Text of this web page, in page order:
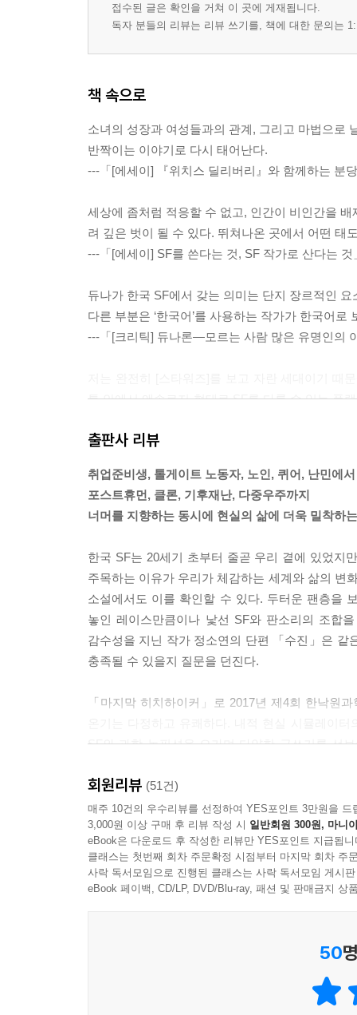
접수된 글은 확인을 거쳐 이 곳에 게재됩니다.
독자 분들의 리뷰는 리뷰 쓰기를, 책에 대한 문의는
책 속으로
소녀의 성장과 여성들과의 관계, 그리고 마법으로
반짝이는 이야기로 다시 태어난다.
---「[에세이] 『위치스 딜리버리』와 함께하는 분
세상에 좀처럼 적응할 수 없고, 인간이 비인간을
려 깊은 벗이 될 수 있다. 뛰쳐나온 곳에서 어떤 태
---「[에세이] SF를 쓴다는 것, SF 작가로 산다는 것
듀나가 한국 SF에서 갖는 의미는 단지 장르적인
다른 부분은 ‘한국어’를 사용하는 작가가 한국어
---「[크리틱] 듀나론―모르는 사람 많은 유명인의
틀 안에서 앤솔로지 형태로 SF를 다룰 수 있는 플
---「[인터뷰] 두려움을 즐기는 연출가, 민규동」중
SF에서는 해당 작품의 장르를 SF로 만들어 주는
면 그 글은 SF를 흉내만 낸 다른 무엇일 겁니다.
---「[인터뷰] 김창규의 우주」중에서
순정만화는 SF를 통해 차별받는 이들의 이야기
SF가 낯설었던 1980~1990년대에 이미 한국계
---「[칼럼] 한국 SF의 또 하나의 줄기, 순정만화」
실제 인텔에서 미래학자로 일하고 있는 브라이언
과 함께 SF를 사용한다. 그는 이러한 작업을 미래
---「[칼럼] SF와 여성의 몸, 모호함을 선명하게 그려 내다
출판사 리뷰
취업준비생, 톨게이트 노동자, 노인, 퀴어, 난민에서
포스트휴먼, 클론, 기후재난, 다중우주까지
너머를 지향하는 동시에 현실의 삶에 더욱 밀착하
한국 SF는 20세기 초부터 줄곧 우리 곁에 있었지
주목하는 이유가 우리가 체감하는 세계와 삶의 변
소설에서도 이를 확인할 수 있다. 두터운 팬층을
놓인 레이스만큼이나 낯선 SF와 판소리의 조합
감수성을 지닌 작가 정소연의 단편 「수진」은
충족될 수 있을지 질문을 던진다.
「마지막 히치하이커」로 2017년 제4회 한낙원
SF와 과학 논픽션을 오가며 다양한 글쓰기를 선
웃다가도 뒷맛이 개운치 않다.
시네마틱 드라마 ‘SF 8’ [간호중]의 원작 「TRS
미래를 그린다. 고온 경보가 공습 경보처럼 울리
있을까. 『우주아이돌 배달작전』과 『우주아이
간의 우주전쟁, 사이보그 행성과 유기체 행성,
회원리뷰 (51건)
매주 10건의 우수리뷰를 선정하여 YES포인트 3만원을 드
3,000원 이상 구매 후 리뷰 작성 시 일반회원 300원, 마니
eBook은 다운로드 후 작성한 리뷰만 YES포인트 지급됩니
클래스는 첫번째 회차 주문확정 시점부터 마지막 회차 주
사락 독서모임으로 진행된 클래스는 사락 독서모임 게시
eBook 페이백, CD/LP, DVD/Blu-ray, 패션 및 판매금지 상
50